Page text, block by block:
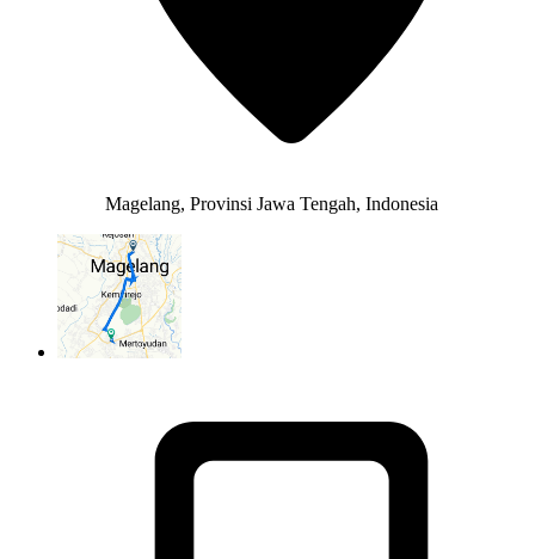
Magelang, Provinsi Jawa Tengah, Indonesia